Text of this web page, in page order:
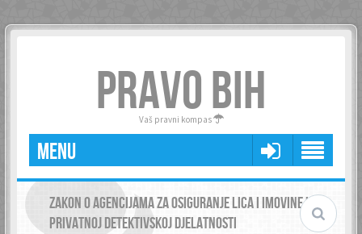
PRAVO BIH
Vaš pravni kompas
MENU
ZAKON O AGENCIJAMA ZA OSIGURANJE LICA I IMOVINE I
PRIVATNOJ DETEKTIVSKOJ DJELATNOSTI